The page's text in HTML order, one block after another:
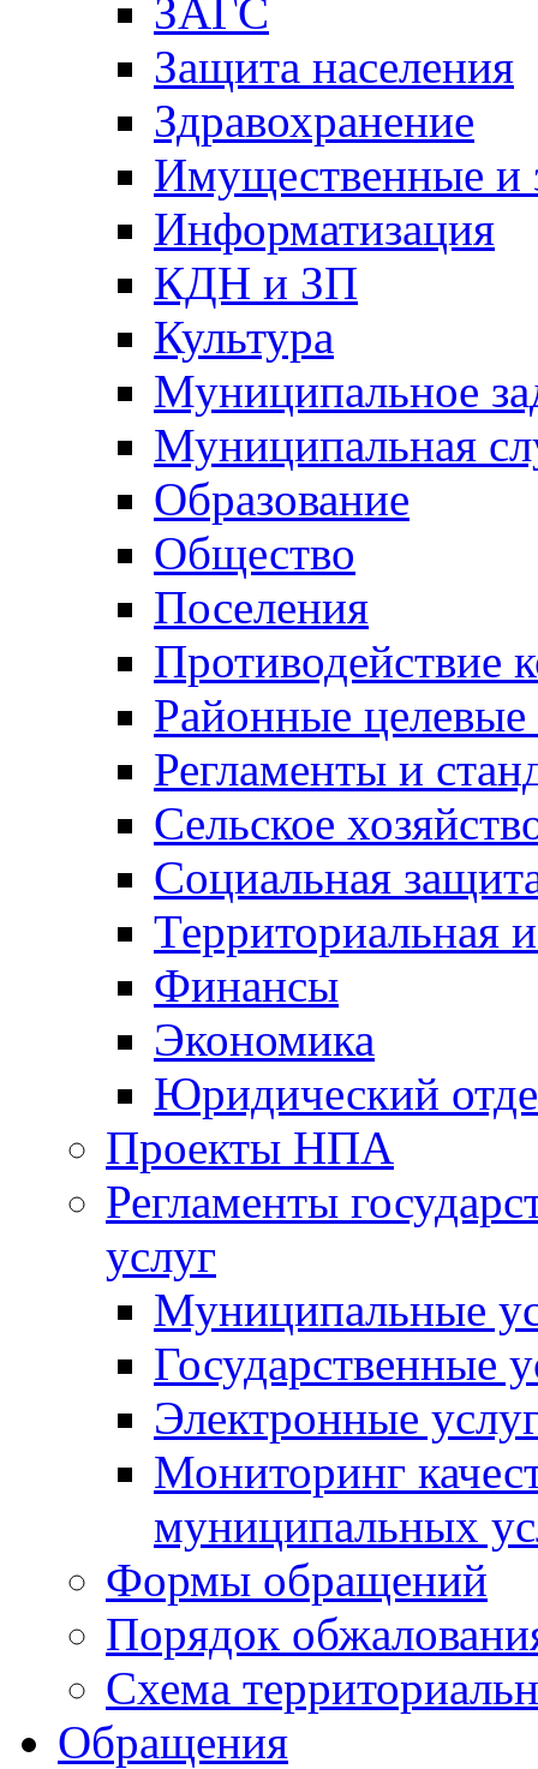
ЗАГС
Защита населения
Здравохранение
Имущественные и
Информатизация
КДН и ЗП
Культура
Муниципальное
Муниципальная
Образование
Общество
Поселения
Противодействие
Районные
Регламенты и
Сельское
Социальная
Территориальная
Финансы
Экономика
Юридический
Проекты НПА
Регламенты
услуг
Муниципальные
Государственные
Электронные
Мониторинг
муниципальных
Формы обращений
Порядок
Схема
Обращения